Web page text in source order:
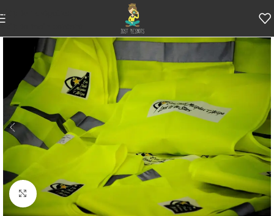
Skip to navigation
Skip to main content
Κάντε κλικ για μεγέθυνση